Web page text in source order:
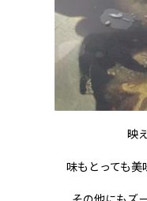
映
味もとっても